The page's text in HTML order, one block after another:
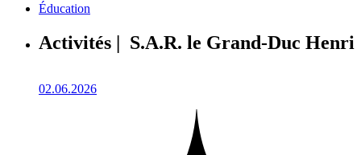
Éducation
Activités | S.A.R. le Grand-Duc Henri
02.06.2026